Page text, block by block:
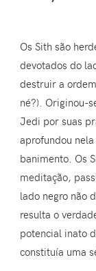
Os Sith são
devotados do
destruir a
né?). Originou-
Jedi por suas
aprofundou
banimento. Os
meditação,
lado negro não
resulta o
potencial inato
constituía uma